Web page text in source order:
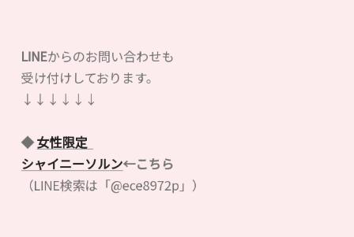
LINEからのお問い合わせも
受け付けしております。
↓↓↓↓↓↓
◆女性限定
シャイニーソルン←こちら
（LINE検索は「@ece8972p」）